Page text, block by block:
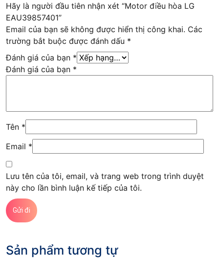
Hãy là người đầu tiên nhận xét “Motor điều hòa LG
EAU39857401”
Email của bạn sẽ không được hiển thị công khai. Các
trường bắt buộc được đánh dấu *
Đánh giá của bạn *
Đánh giá của bạn *
Tên *
Email *
Lưu tên của tôi, email, và trang web trong trình duyệt
này cho lần bình luận kế tiếp của tôi.
Sản phẩm tương tự